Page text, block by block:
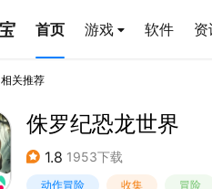
首页 游戏 软件 资
相关推荐
侏罗纪恐龙世界
1.8 1953下载
动作冒险 收集 冒险